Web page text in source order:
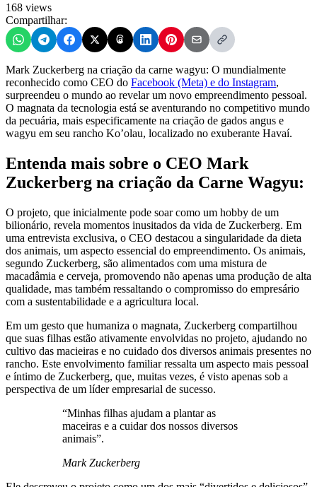
168 views
Compartilhar:
Mark Zuckerberg na criação da carne wagyu: O mundialmente
reconhecido como CEO do Facebook (Meta) e do Instagram,
surpreendeu o mundo ao revelar um novo empreendimento pessoal.
O magnata da tecnologia está se aventurando no competitivo mundo
da pecuária, mais especificamente na criação de gados angus e
wagyu em seu rancho Ko’olau, localizado no exuberante Havaí.
Entenda mais sobre o CEO Mark
Zuckerberg na criação da Carne Wagyu:
O projeto, que inicialmente pode soar como um hobby de um
bilionário, revela momentos inusitados da vida de Zuckerberg. Em
uma entrevista exclusiva, o CEO destacou a singularidade da dieta
dos animais, um aspecto essencial do empreendimento. Os animais,
segundo Zuckerberg, são alimentados com uma mistura de
macadâmia e cerveja, promovendo não apenas uma produção de alta
qualidade, mas também ressaltando o compromisso do empresário
com a sustentabilidade e a agricultura local.
Em um gesto que humaniza o magnata, Zuckerberg compartilhou
que suas filhas estão ativamente envolvidas no projeto, ajudando no
cultivo das macieiras e no cuidado dos diversos animais presentes no
rancho. Este envolvimento familiar ressalta um aspecto mais pessoal
e íntimo de Zuckerberg, que, muitas vezes, é visto apenas sob a
perspectiva de um líder empresarial de sucesso.
“Minhas filhas ajudam a plantar as
maceiras e a cuidar dos nossos diversos
animais”.
Mark Zuckerberg